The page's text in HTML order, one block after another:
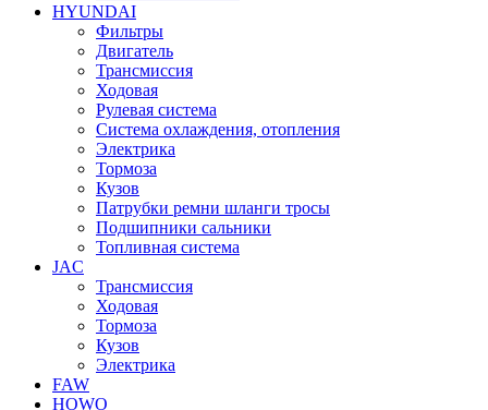
HYUNDAI
Фильтры
Двигатель
Трансмиссия
Ходовая
Рулевая система
Система охлаждения, отопления
Электрика
Тормоза
Кузов
Патрубки ремни шланги тросы
Подшипники сальники
Топливная система
JAC
Трансмиcсия
Ходовая
Тормоза
Кузов
Электрика
FAW
HOWO